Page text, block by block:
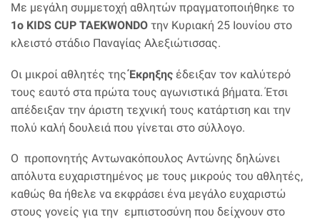
Με μεγάλη συμμετοχή αθλητών πραγματοποιήθηκε το
1ο KIDS CUP TAEKWONDO την Κυριακή 25 Ιουνίου στο
κλειστό στάδιο Παναγίας Αλεξιώτισσας.
Οι μικροί αθλητές τηςΈκρηξης έδειξαν τον καλύτερό
τους εαυτό στα πρώτα τους αγωνιστικά βήματα. Έτσι
απέδειξαν την άριστη τεχνική τους κατάρτιση και την
πολύ καλή δουλειά που γίνεται στο σύλλογο.
Ο προπονητής Αντωνακόπουλος Αντώνης δηλώνει
απόλυτα ευχαριστημένος με τους μικρούς του αθλητές,
καθώς θα ήθελε να εκφράσει ένα μεγάλο ευχαριστώ
στους γονείς για την εμπιστοσύνη που δείχνουν στο